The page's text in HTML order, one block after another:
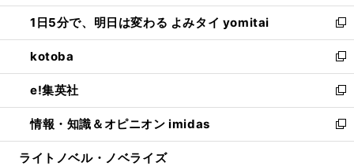
ウ
で
開
く
ン
ド
ウ
で
開
く
ウ
ィ
ン
ド
ウ
で
開
く
し
い
ウ
ィ
ン
ド
ウ
で
開
1日5分で、明日は変わる よみタイ yomitai
新
し
い
ウ
ィ
ン
ド
ウ
kotoba
新
し
い
ウ
ィ
ン
e!集英社
新
し
い
ウ
情報・知識＆オピニオン imidas
新
し
ライトノベル・ノベライズ